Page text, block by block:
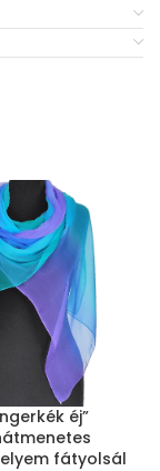
éj”
fátyolsál